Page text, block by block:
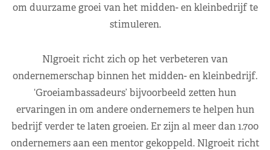
om duurzame groei van het midden- en kleinbedrijf te
stimuleren.
Nlgroeit richt zich op het verbeteren van
ondernemerschap binnen het midden- en kleinbedrijf.
‘Groeiambassadeurs’ bijvoorbeeld zetten hun
ervaringen in om andere ondernemers te helpen hun
bedrijf verder te laten groeien. Er zijn al meer dan 1.700
ondernemers aan een mentor gekoppeld. Nlgroeit richt